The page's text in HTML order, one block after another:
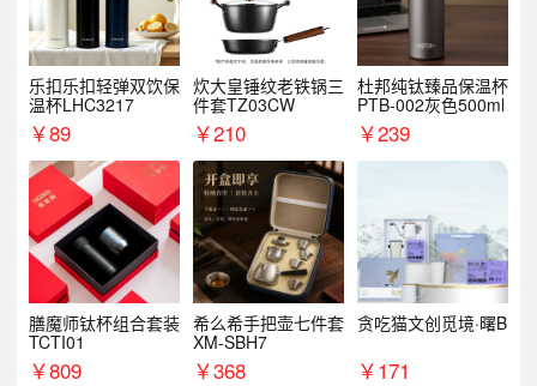
乐扣乐扣轻弹双饮保
温杯LHC3217
￥89
炊大皇锤纹老铁锅三
件套TZ03CW
￥210
杜邦纯钛臻品保温杯
PTB-002灰色500ml
￥239
膳魔师钛杯组合套装
TCTI01
￥809
希么希手把壶七件套
XM-SBH7
￥368
贪吃猫文创觅境·曙B
￥171